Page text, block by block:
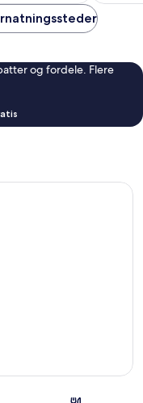
og fordele. Flere